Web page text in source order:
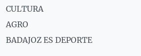
CULTURA
AGRO
BADAJOZ ES DEPORTE